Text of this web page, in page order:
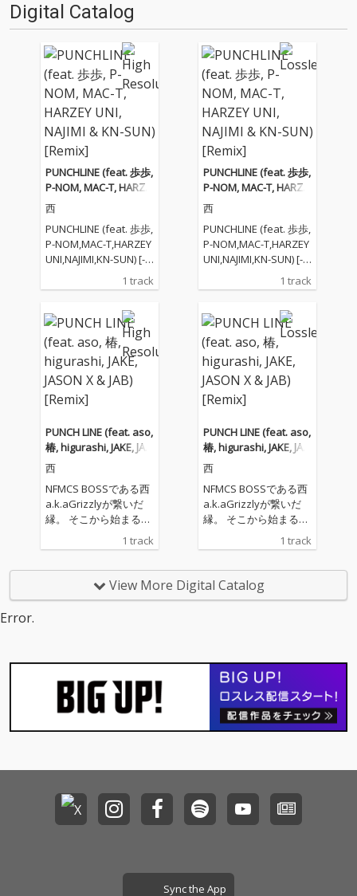
Digital Catalog
PUNCHLINE (feat. 歩歩,
P-NOM, MAC-T, HARZE
Y UNI, NAJIMI & KN-SU
N) [Remix]
西
PUNCHLINE (feat. 歩歩,
P-NOM,MAC-T,HARZEY
UNI,NAJIMI,KN-SUN) [-E
歩,P-NOM,MAC-T,HARZ
Produced byJASON X
Mixed & Mastered by J
ASON X Jacket Design
ed by 公家バイブス Su
pported by NFMCS NF
MCS BOSSである西a.
k.aGrizzlyが繋いだ
縁。 そこから始まる24
人のアーティストによ
る PUNCH LINE REMIX
企画の第四話が配信。
参加アーティストは 歩
歩 P-NOM MAC-T HARZ
EY UNI NAJIMI KN-SUN
sode"S"- が配信開始。
区切りだが ここからが
1 track
PUNCHLINE (feat. 歩歩,
P-NOM, MAC-T, HARZE
Y UNI, NAJIMI & KN-SU
N) [Remix]
西
PUNCHLINE (feat. 歩歩,
P-NOM,MAC-T,HARZEY
UNI,NAJIMI,KN-SUN) [-E
歩,P-NOM,MAC-T,HARZ
Produced byJASON X
Mixed & Mastered by J
ASON X Jacket Design
ed by 公家バイブス Su
pported by NFMCS NF
MCS BOSSである西a.
k.aGrizzlyが繋いだ
縁。 そこから始まる24
人のアーティストによ
る PUNCH LINE REMIX
企画の第四話が配信。
参加アーティストは 歩
歩 P-NOM MAC-T HARZ
EY UNI NAJIMI KN-SUN
sode"S"- が配信開始。
区切りだが ここからが
1 track
PUNCH LINE (feat. aso,
椿, higurashi, JAKE, JAS
ON X & JAB) [Remix]
西
NFMCS BOSSである西
a.k.aGrizzlyが繋いだ
縁。 そこから始まる24
る PUNCH LINE REMIX
参加アーティストは as
o 椿 higurashi JAKE JAS
たのお陰でここまで来
れた。 その先の物語は
ここから作る。 遊びの
先の絆がここにある。
1 track
PUNCH LINE (feat. aso,
椿, higurashi, JAKE, JAS
ON X & JAB) [Remix]
西
NFMCS BOSSである西
a.k.aGrizzlyが繋いだ
縁。 そこから始まる24
人のアーティストによ
る PUNCH LINE REMIX
参加アーティストは as
o 椿 higurashi JAKE JAS
人はそうだった。 あな
たのお陰でここまで来
れた。 その先の物語は
ここから作る。 遊びの
先の絆がここにある。
1 track
View More Digital Catalog
Error.
Sync the App